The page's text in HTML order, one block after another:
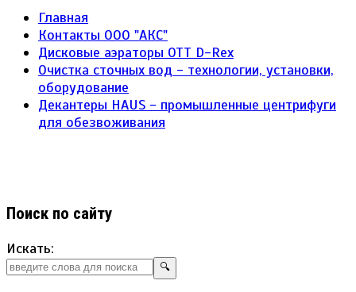
Главная
Контакты ООО "АКС"
Дисковые аэраторы ОТТ D-Rex
Очистка сточных вод - технологии, установки,
оборудование
Декантеры HAUS - промышленные центрифуги
для обезвоживания
Поиск по сайту
Искать:
🔍